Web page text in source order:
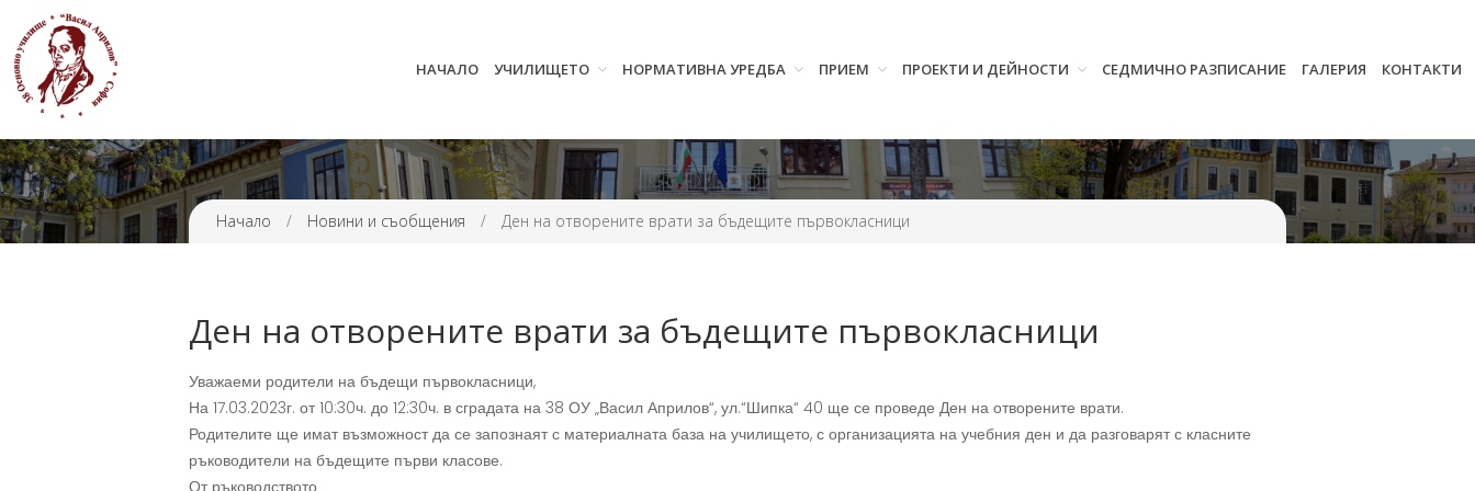
Начало
Нормативна уредба
Прием
Проекти и дейности
НАЧАЛО УЧИЛИЩЕТО НОРМАТИВНА УРЕДБА ПРИЕМ ПРОЕКТИ И ДЕЙНОСТИ СЕДМИЧНО РАЗПИСАНИЕ ГАЛЕРИЯ КОНТАКТИ
Начало / Новини и съобщения / Ден на отворените врати за бъдещите първокласници
Ден на отворените врати за бъдещите първокласници
Уважаеми родители на бъдещи първокласници,
На 17.03.2023г. от 10:30ч. до 12:30ч. в сградата на 38 ОУ „Васил Априлов“, ул.“Шипка“ 40 ще се проведе Ден на отворените врати.
Родителите ще имат възможност да се запознаят с материалната база на училището, с организацията на учебния ден и да разговарят с класните
ръководители на бъдещите първи класове.
От ръководството